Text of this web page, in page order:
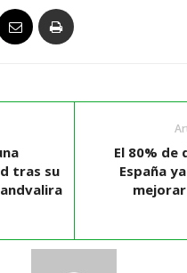
tras su
El 80% de
España